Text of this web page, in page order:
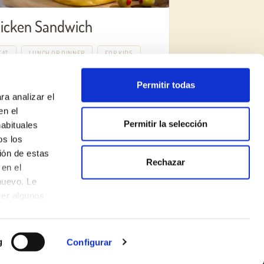
analizar el
el
los
de estas
el
Le
algunos
Configurar
Permitir todas
Permitir la selección
Rechazar
Sandwich
LUNCH OR DINNER FOR KIDS
Legal Notice
Privacy Policy
Made with♥by